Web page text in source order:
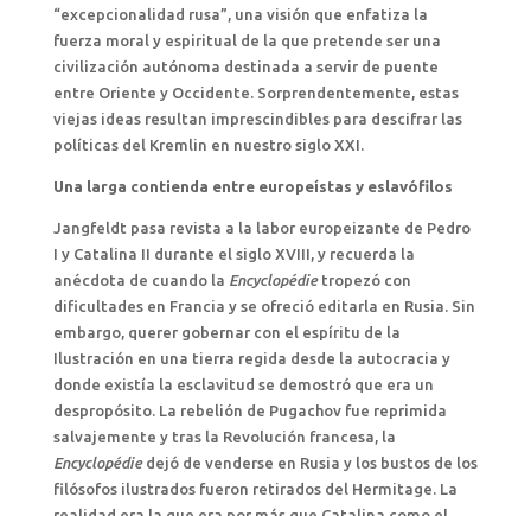
“excepcionalidad rusa”, una visión que enfatiza la
fuerza moral y espiritual de la que pretende ser una
civilización autónoma destinada a servir de puente
entre Oriente y Occidente. Sorprendentemente, estas
viejas ideas resultan imprescindibles para descifrar las
políticas del Kremlin en nuestro siglo XXI.
Una larga contienda entre europeístas y eslavófilos
Jangfeldt pasa revista a la labor europeizante de Pedro
I y Catalina II durante el siglo XVIII, y recuerda la
anécdota de cuando la Encyclopédietropezó con
dificultades en Francia y se ofreció editarla en Rusia. Sin
embargo, querer gobernar con el espíritu de la
Ilustración en una tierra regida desde la autocracia y
donde existía la esclavitud se demostró que era un
despropósito. La rebelión de Pugachov fue reprimida
salvajemente y tras la Revolución francesa, la
Encyclopédiedejó de venderse en Rusia y los bustos de los
filósofos ilustrados fueron retirados del Hermitage. La